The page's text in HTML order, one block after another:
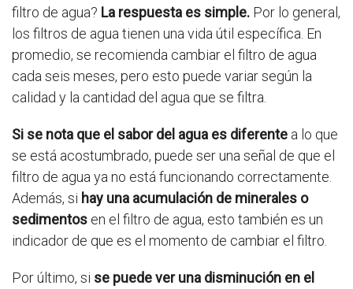
filtro de agua? La respuesta es simple. Por lo general,
los filtros de agua tienen una vida útil específica. En
promedio, se recomienda cambiar el filtro de agua
cada seis meses, pero esto puede variar según la
calidad y la cantidad del agua que se filtra.
Si se nota que el sabor del agua es diferente a lo que
se está acostumbrado, puede ser una señal de que el
filtro de agua ya no está funcionando correctamente.
Además, si hay una acumulación de minerales o
sedimentos en el filtro de agua, esto también es un
indicador de que es el momento de cambiar el filtro.
Por último, si se puede ver una disminución en el